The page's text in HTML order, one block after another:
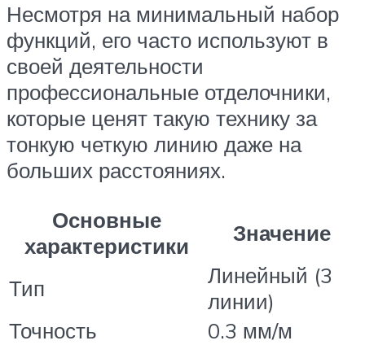
Несмотря на минимальный набор
функций, его часто используют в
своей деятельности
профессиональные отделочники,
которые ценят такую технику за
тонкую четкую линию даже на
больших расстояниях.
Основные
характеристики
Значение
Тип
Линейный (3
линии)
Точность
0.3 мм/м